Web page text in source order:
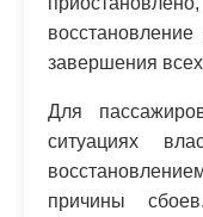
завершения
Для
ситуациях
причины